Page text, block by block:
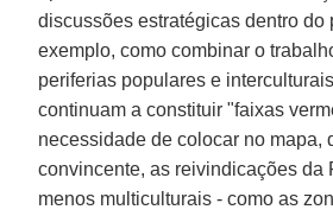
discussões estratégicas dentro do
exemplo, como combinar o
periferias populares e
continuam a constituir "faixas
necessidade de colocar no mapa,
convincente, as reivindicações da
menos multiculturais - como as